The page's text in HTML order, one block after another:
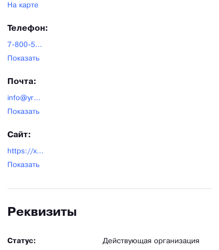
На карте
Телефон:
7-800-505-47-49
Показать
Почта:
info@yroof.ru
Показать
Сайт:
https://xn--b1aaxfmbnm3jf.xn--p1ai/
Показать
Реквизиты
Статус: Действующая организация